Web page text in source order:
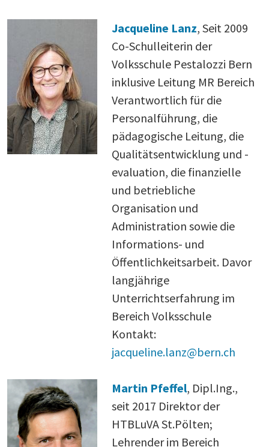
Jacqueline Lanz, Seit 2009
Co-Schulleiterin der
Volksschule Pestalozzi Bern
inklusive Leitung MR Bereich
Verantwortlich für die
Personalführung, die
pädagogische Leitung, die
Qualitätsentwicklung und -
evaluation, die finanzielle
und betriebliche
Organisation und
Administration sowie die
Informations- und
Öffentlichkeitsarbeit. Davor
langjährige
Unterrichtserfahrung im
Bereich Volksschule
Kontakt:
jacqueline.lanz@bern.ch
Martin Pfeffel, Dipl.Ing.,
seit 2017 Direktor der
HTBLuVA St.Pölten;
Lehrender im Bereich